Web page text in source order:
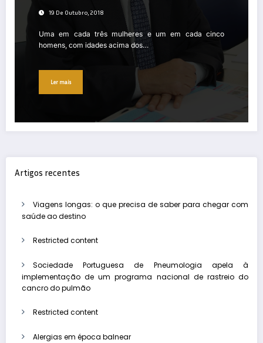
19 De Outubro, 2018
Uma em cada três mulheres e um em cada cinco
homens, com idades acima dos…
Ler mais
Artigos recentes
Viagens longas: o que precisa de saber para chegar com
saúde ao destino
Restricted content
Sociedade Portuguesa de Pneumologia apela à
implementação de um programa nacional de rastreio do
cancro do pulmão
Restricted content
Alergias em época balnear